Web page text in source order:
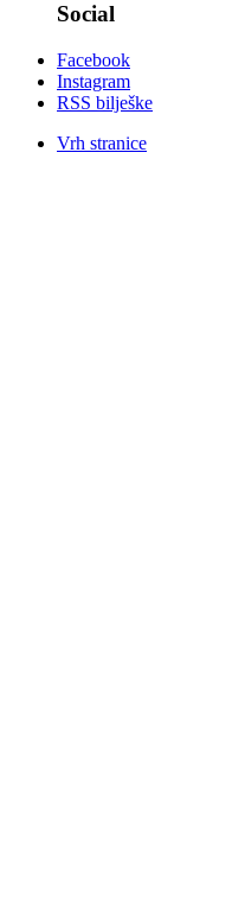
Social
Facebook
Instagram
RSS bilješke
Vrh stranice